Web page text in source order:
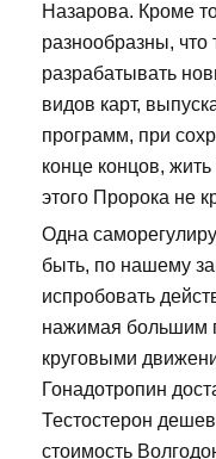
Назарова. Кроме
разнообразны, что
разрабатывать
видов карт,
программ, при
конце концов,
этого Пророка не
Одна
быть, по нашему
испробовать
нажимая большим
круговыми
Гонадотропин
Тестостерон
стоимость